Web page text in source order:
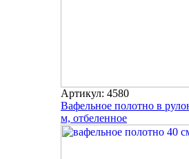
Артикул: 4580
Вафельное полотно в
м, отбеленное